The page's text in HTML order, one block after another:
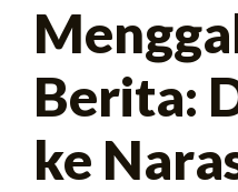
Berita:
ke